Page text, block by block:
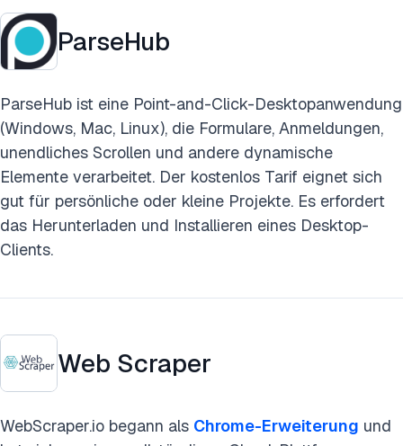
ParseHub
ParseHub ist eine Point-and-Click-Desktopanwendung
(Windows, Mac, Linux), die Formulare, Anmeldungen,
unendliches Scrollen und andere dynamische
Elemente verarbeitet. Der kostenlos Tarif eignet sich
gut für persönliche oder kleine Projekte. Es erfordert
das Herunterladen und Installieren eines Desktop-
Clients.
Web Scraper
WebScraper.io begann als Chrome-Erweiterung und